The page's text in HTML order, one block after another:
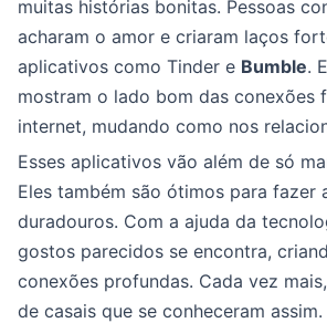
muitas histórias bonitas. Pessoas
acharam o amor e criaram laços
aplicativos como Tinder e Bumble.
mostram o lado bom das conexões
internet, mudando como nos
Esses aplicativos vão além de só
Eles também são ótimos para fazer
duradouros. Com a ajuda da
gostos parecidos se encontra,
conexões profundas. Cada vez
de casais que se conheceram assim.